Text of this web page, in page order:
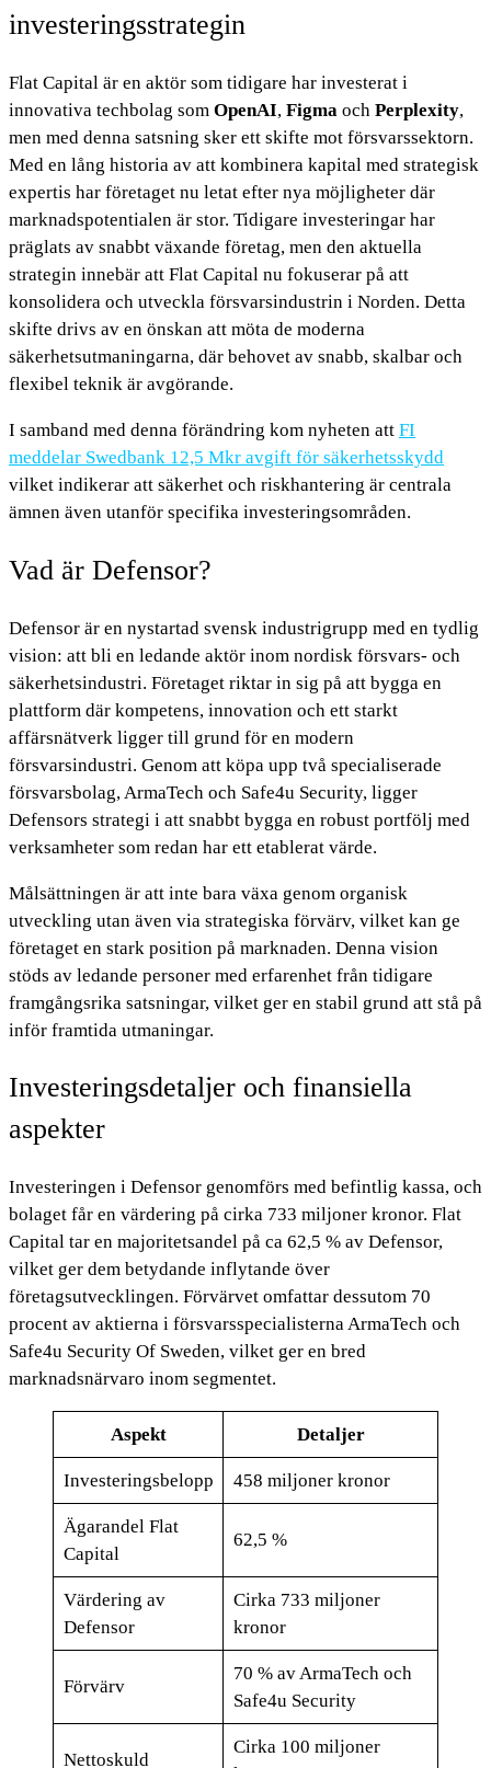
investeringsstrategin
Flat Capital är en aktör som tidigare har investerat i
innovativa techbolag som OpenAI, Figma och Perplexity,
men med denna satsning sker ett skifte mot försvarssektorn.
Med en lång historia av att kombinera kapital med strategisk
expertis har företaget nu letat efter nya möjligheter där
marknadspotentialen är stor. Tidigare investeringar har
präglats av snabbt växande företag, men den aktuella
strategin innebär att Flat Capital nu fokuserar på att
konsolidera och utveckla försvarsindustrin i Norden. Detta
skifte drivs av en önskan att möta de moderna
säkerhetsutmaningarna, där behovet av snabb, skalbar och
flexibel teknik är avgörande.
I samband med denna förändring kom nyheten att FI
meddelar Swedbank 12,5 Mkr avgift för säkerhetsskydd
vilket indikerar att säkerhet och riskhantering är centrala
ämnen även utanför specifika investeringsområden.
Vad är Defensor?
Defensor är en nystartad svensk industrigrupp med en tydlig
vision: att bli en ledande aktör inom nordisk försvars- och
säkerhetsindustri. Företaget riktar in sig på att bygga en
plattform där kompetens, innovation och ett starkt
affärsnätverk ligger till grund för en modern
försvarsindustri. Genom att köpa upp två specialiserade
försvarsbolag, ArmaTech och Safe4u Security, ligger
Defensors strategi i att snabbt bygga en robust portfölj med
verksamheter som redan har ett etablerat värde.
Målsättningen är att inte bara växa genom organisk
utveckling utan även via strategiska förvärv, vilket kan ge
företaget en stark position på marknaden. Denna vision
stöds av ledande personer med erfarenhet från tidigare
framgångsrika satsningar, vilket ger en stabil grund att stå på
inför framtida utmaningar.
Investeringsdetaljer och finansiella
aspekter
Investeringen i Defensor genomförs med befintlig kassa, och
bolaget får en värdering på cirka 733 miljoner kronor. Flat
Capital tar en majoritetsandel på ca 62,5 % av Defensor,
vilket ger dem betydande inflytande över
företagsutvecklingen. Förvärvet omfattar dessutom 70
procent av aktierna i försvarsspecialisterna ArmaTech och
Safe4u Security Of Sweden, vilket ger en bred
marknadsnärvaro inom segmentet.
Aspekt Detaljer
Investeringsbelopp 458 miljoner kronor
Ägarandel Flat
Capital
62,5 %
Värdering av
Defensor
Cirka 733 miljoner
kronor
Förvärv
70 % av ArmaTech och
Safe4u Security
Nettoskuld
Cirka 100 miljoner